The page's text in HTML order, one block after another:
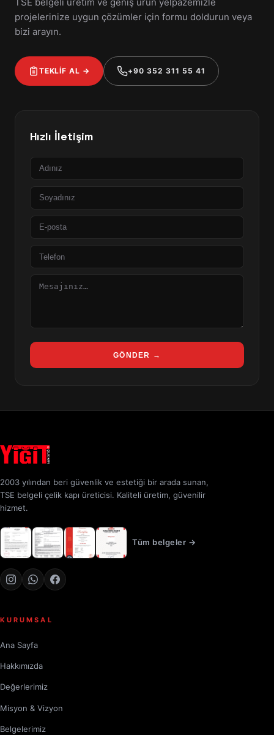
TSE belgeli üretim ve geniş ürün yelpazemizle
projelerinize uygun çözümler için formu doldurun veya
bizi arayın.
TEKLİF AL → +90 352 311 55 41
Hızlı İletişim
Ad
Soyad
posta
Telefon
Mesaj
GÖNDER →
2003 yılından beri güvenlik ve estetiği bir arada sunan,
TSE belgeli çelik kapı üreticisi. Kaliteli üretim, güvenilir
hizmet.
Tüm belgeler →
KURUMSAL
Ana Sayfa
Hakkımızda
Değerlerimiz
Misyon & Vizyon
Belgelerimiz